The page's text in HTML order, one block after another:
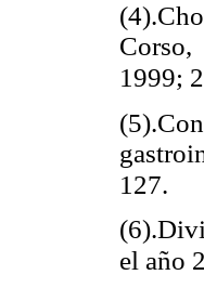
1999;
127.
el año